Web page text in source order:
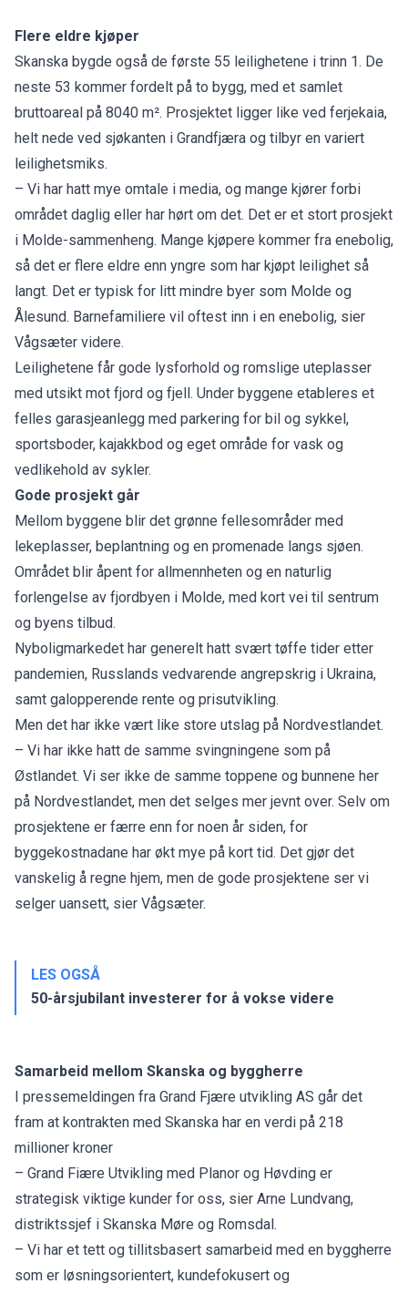
Flere eldre kjøper
Skanska bygde også de første 55 leilighetene i trinn 1. De
neste 53 kommer fordelt på to bygg, med et samlet
bruttoareal på 8040 m². Prosjektet ligger like ved ferjekaia,
helt nede ved sjøkanten i Grandfjæra og tilbyr en variert
leilighetsmiks.
– Vi har hatt mye omtale i media, og mange kjører forbi
området daglig eller har hørt om det. Det er et stort prosjekt
i Molde-sammenheng. Mange kjøpere kommer fra enebolig,
så det er flere eldre enn yngre som har kjøpt leilighet så
langt. Det er typisk for litt mindre byer som Molde og
Ålesund. Barnefamiliere vil oftest inn i en enebolig, sier
Vågsæter videre.
Leilighetene får gode lysforhold og romslige uteplasser
med utsikt mot fjord og fjell. Under byggene etableres et
felles garasjeanlegg med parkering for bil og sykkel,
sportsboder, kajakkbod og eget område for vask og
vedlikehold av sykler.
Gode prosjekt går
Mellom byggene blir det grønne fellesområder med
lekeplasser, beplantning og en promenade langs sjøen.
Området blir åpent for allmennheten og en naturlig
forlengelse av fjordbyen i Molde, med kort vei til sentrum
og byens tilbud.
Nyboligmarkedet har generelt hatt svært tøffe tider etter
pandemien, Russlands vedvarende angrepskrig i Ukraina,
samt galopperende rente og prisutvikling.
Men det har ikke vært like store utslag på Nordvestlandet.
– Vi har ikke hatt de samme svingningene som på
Østlandet. Vi ser ikke de samme toppene og bunnene her
på Nordvestlandet, men det selges mer jevnt over. Selv om
prosjektene er færre enn for noen år siden, for
byggekostnadane har økt mye på kort tid. Det gjør det
vanskelig å regne hjem, men de gode prosjektene ser vi
selger uansett, sier Vågsæter.
LES OGSÅ
50-årsjubilant investerer for å vokse videre
Samarbeid mellom Skanska og byggherre
I pressemeldingen fra Grand Fjære utvikling AS går det
fram at kontrakten med Skanska har en verdi på 218
millioner kroner
– Grand Fiære Utvikling med Planor og Høvding er
strategisk viktige kunder for oss, sier Arne Lundvang,
distriktssjef i Skanska Møre og Romsdal.
– Vi har et tett og tillitsbasert samarbeid med en byggherre
som er løsningsorientert, kundefokusert og